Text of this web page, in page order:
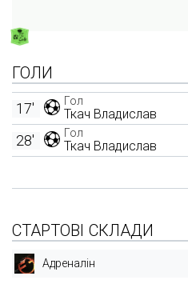
ГОЛИ
Гол
Ткач Владислав
17'
Гол
Ткач Владислав
28'
СТАРТОВІ СКЛАДИ
Адреналін